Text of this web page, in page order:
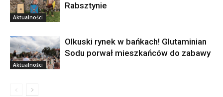
Aktualności
Rabsztynie
Aktualności
Olkuski rynek w bańkach! Glutaminian
Sodu porwał mieszkańców do zabawy